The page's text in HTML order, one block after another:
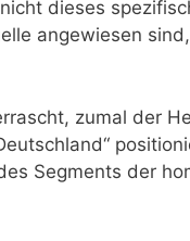
dieses
angewiesen
zumal der
Segments der